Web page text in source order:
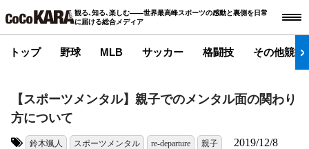
観る､知る､楽しむ――世界最高峰スポーツの感動と裏側を日常
に届ける総合メディア
トップ 野球 MLB サッカー 格闘技 その他競技
【スポーツメンタル】親子でのメンタル面の関わり
方について
鈴木颯人 スポーツメンタル re-departure 親子 2019/12/8